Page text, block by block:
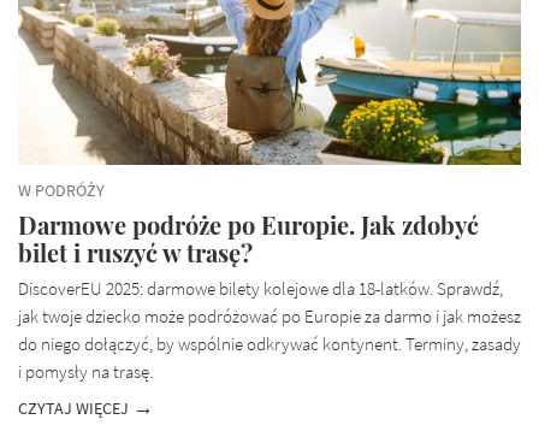
W PODRÓŻY
Darmowe podróże po Europie. Jak zdobyć
bilet i ruszyć w trasę?
DiscoverEU 2025: darmowe bilety kolejowe dla 18-latków. Sprawdź,
jak twoje dziecko może podróżować po Europie za darmo i jak możesz
do niego dołączyć, by wspólnie odkrywać kontynent. Terminy, zasady
i pomysły na trasę.
CZYTAJ WIĘCEJ